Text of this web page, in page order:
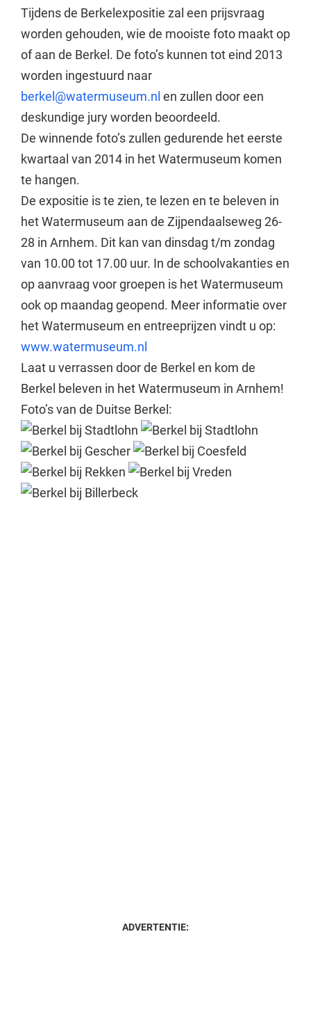
Tijdens de Berkelexpositie zal een prijsvraag
worden gehouden, wie de mooiste foto maakt op
of aan de Berkel. De foto’s kunnen tot eind 2013
worden ingestuurd naar
berkel@watermuseum.nl en zullen door een
deskundige jury worden beoordeeld.
De winnende foto’s zullen gedurende het eerste
kwartaal van 2014 in het Watermuseum komen
te hangen.
De expositie is te zien, te lezen en te beleven in
het Watermuseum aan de Zijpendaalseweg 26-
28 in Arnhem. Dit kan van dinsdag t/m zondag
van 10.00 tot 17.00 uur. In de schoolvakanties en
op aanvraag voor groepen is het Watermuseum
ook op maandag geopend. Meer informatie over
het Watermuseum en entreeprijzen vindt u op:
www.watermuseum.nl
Laat u verrassen door de Berkel en kom de
Berkel beleven in het Watermuseum in Arnhem!
Foto’s van de Duitse Berkel:
ADVERTENTIE: